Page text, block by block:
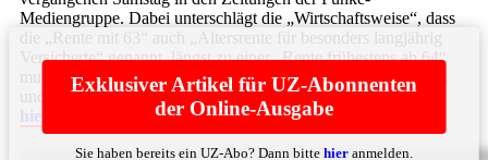
Mediengruppe. Dabei unterschlägt die „Wirtschaftsweise“, dass
die „Rente mit 63“ auch „Altersrente für besonders langjährig
Versicherte“ genannt, längst zu einer „Rente frühestens ab 64“
mutiert ist. Nur Lohnabhängige, die vor 1953 geboren wurden
und eine Versicherungszeit von 45 Jahren aufweisen, ... Bitte
hier
Exklusiver Artikel für UZ-Abonnenten
der Online-Ausgabe
Sie haben bereits ein UZ-Abo? Dann bitte hieranmelden.